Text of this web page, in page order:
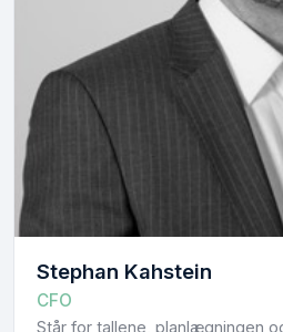
Stephan Kahstein
CFO
Står for tallene, planlægningen